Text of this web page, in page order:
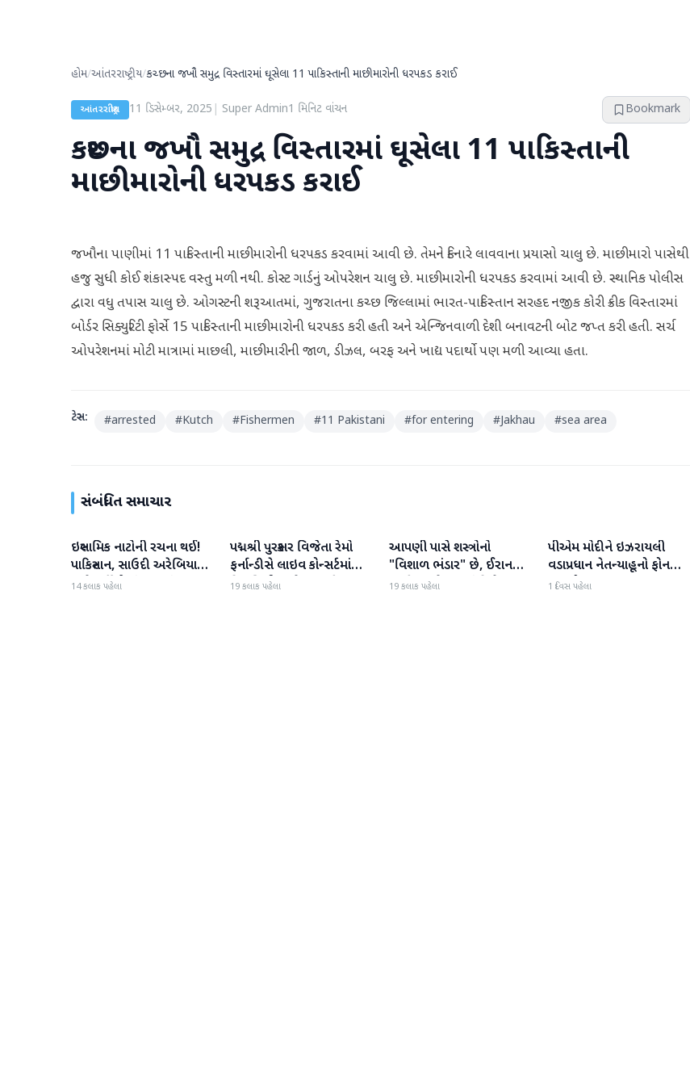
હોમ/આંતરરાષ્ટ્રીય/કચ્છના જખૌ સમુદ્ર વિસ્તારમાં ઘૂસેલા 11 પાકિસ્તાની માછીમારોની ધરપકડ કરાઈ
આંતરરાષ્ટ્રીય 11 ડિસેમ્બર, 2025 Super Admin1 મિનિટ વાંચન Bookmark
કચ્છના જખૌ સમુદ્ર વિસ્તારમાં ઘૂસેલા 11 પાકિસ્તાની
માછીમારોની ધરપકડ કરાઈ
જખૌના પાણીમાં 11 પાકિસ્તાની માછીમારોની ધરપકડ કરવામાં આવી છે. તેમને કિનારે લાવવાના પ્રયાસો ચાલુ છે. માછીમારો પાસેથી
હજુ સુધી કોઈ શંકાસ્પદ વસ્તુ મળી નથી. કોસ્ટ ગાર્ડનું ઓપરેશન ચાલુ છે. માછીમારોની ધરપકડ કરવામાં આવી છે. સ્થાનિક પોલીસ
દ્વારા વધુ તપાસ ચાલુ છે. ઓગસ્ટની શરૂઆતમાં, ગુજરાતના કચ્છ જિલ્લામાં ભારત-પાકિસ્તાન સરહદ નજીક કોરી ક્રીક વિસ્તારમાં
બોર્ડર સિક્યુરિટી ફોર્સે 15 પાકિસ્તાની માછીમારોની ધરપકડ કરી હતી અને એન્જિનવાળી દેશી બનાવટની બોટ જપ્ત કરી હતી. સર્ચ
ઓપરેશનમાં મોટી માત્રામાં માછલી, માછીમારીની જાળ, ડીઝલ, બરફ અને ખાદ્ય પદાર્થો પણ મળી આવ્યા હતા.
ટેગ્સ: #arrested #Kutch #Fishermen #11 Pakistani #for entering #Jakhau #sea area
સંબંધિત સમાચાર
આંતરરાષ્ટ્રીય
ઇસ્લામિક નાટોની રચના થઈ!
પાકિસ્તાન, સાઉદી અરેબિયા
અને તુર્કીએ સંયુક્ત સંરક્ષણ
14 કલાક પહેલા
આંતરરાષ્ટ્રીય
પદ્મશ્રી પુરસ્કાર વિજેતા રેમો
ફર્નાન્ડીસે લાઇવ કોન્સર્ટમાંથી
નિવૃત્તિની જાહેરાત કરી
19 કલાક પહેલા
આંતરરાષ્ટ્રીય
આપણી પાસે શસ્ત્રોનો
"વિશાળ ભંડાર" છે, ઈરાન
"ગરીબ" છે, ટ્રમ્પનું નિવેદન
19 કલાક પહેલા
આંતરરાષ્ટ્રીય
પીએમ મોદીને ઇઝરાયલી
વડાપ્રધાન નેતન્યાહૂનો ફોન
આવ્યો
1 દિવસ પહેલા